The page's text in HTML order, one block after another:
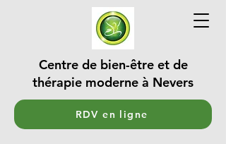
Centre de bien-être et de
thérapie moderne à Nevers
RDV en ligne